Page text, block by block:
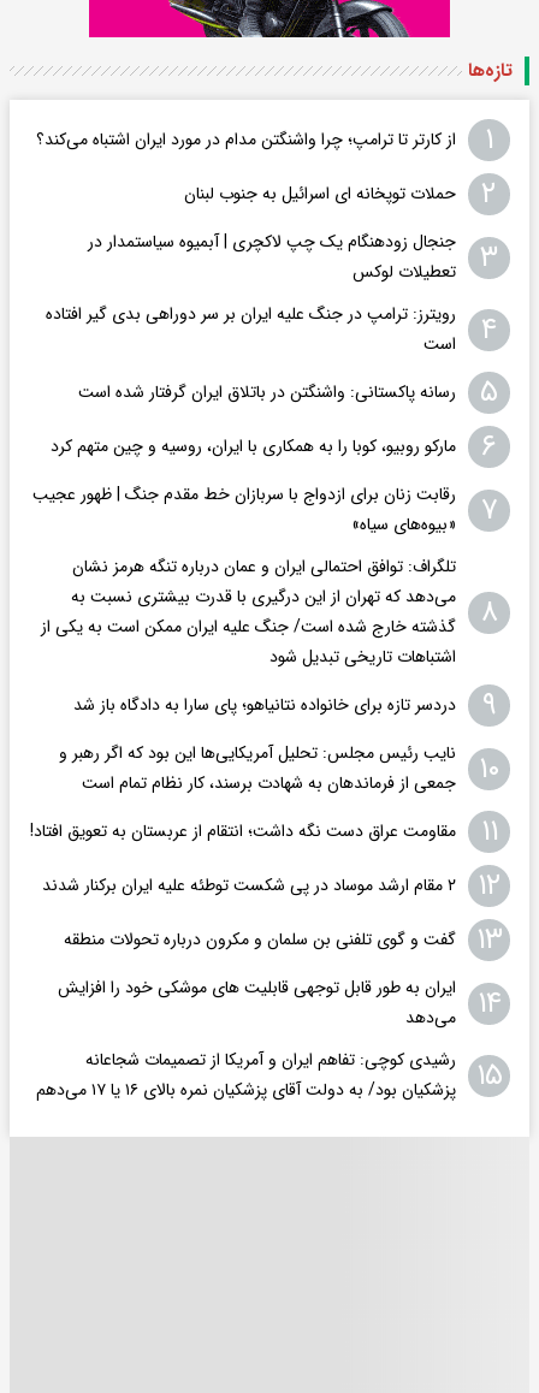
تازه‌ها
۱ از کارتر تا ترامپ؛ چرا واشنگتن مدام در مورد ایران اشتباه می‌کند؟
۲ حملات توپخانه ای اسرائیل به جنوب لبنان
۳
جنجال زودهنگام یک چپ لاکچری | آبمیوه سیاستمدار در
تعطیلات لوکس
۴
رویترز: ترامپ در جنگ علیه ایران بر سر دوراهی بدی گیر افتاده
است
۵ رسانه پاکستانی: واشنگتن در باتلاق ایران گرفتار شده است
۶ مارکو روبیو، کوبا را به همکاری با ایران، روسیه و چین متهم کرد
۷
رقابت زنان برای ازدواج با سربازان خط مقدم جنگ | ظهور عجیب
«بیوه‌های سیاه»
۸
تلگراف: توافق احتمالی ایران و عمان درباره تنگه هرمز نشان
می‌دهد که تهران از این درگیری با قدرت بیشتری نسبت به
گذشته خارج شده است/ جنگ علیه ایران ممکن است به یکی از
اشتباهات تاریخی تبدیل شود
۹ دردسر تازه برای خانواده نتانیاهو؛ پای سارا به دادگاه باز شد
۱۰
نایب رئیس مجلس: تحلیل آمریکایی‌ها این بود که اگر رهبر و
جمعی از فرماندهان به شهادت برسند، کار نظام تمام است
۱۱ مقاومت عراق دست نگه داشت؛ انتقام از عربستان به تعویق افتاد!
۱۲ ۲ مقام‌ ارشد موساد در پی شکست توطئه علیه ایران برکنار شدند
۱۳ گفت و گوی تلفنی بن سلمان و مکرون درباره تحولات منطقه
۱۴
ایران به طور قابل توجهی قابلیت های موشکی خود را افزایش
می‌دهد
۱۵
رشیدی کوچی: تفاهم ایران و آمریکا از تصمیمات شجاعانه
پزشکیان بود/ به دولت آقای پزشکیان نمره بالای ۱۶ یا ۱۷ می‌دهم